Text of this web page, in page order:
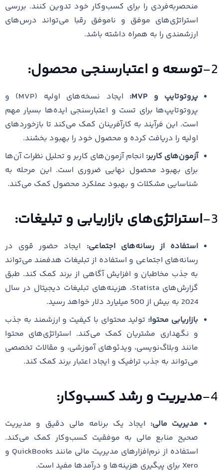
منحصربه‌فردی را برای کسب‌وکار خود تدوین کنند. بررسی
استراتژی‌های موفق و ناموفق رقبا می‌تواند درس‌های
ارزشمندی را به همراه داشته باشد.
2- توسعه و اعتبارسنجی محصول:
پروتوتایپ و MVP:
ایجاد نسخه‌های اولیه (MVP) و
پروتوتایپ‌ها برای تست و اعتبارسنجی ایده‌ها بسیار مهم
است. این فرآیند به کارآفرینان کمک می‌کند تا بازخوردهای
اولیه را دریافت کرده و محصول خود را بهبود بخشند.
آزمون‌های کاربر: انجام آزمون‌های کاربر و تحلیل نظرات آن‌ها
برای بهبود محصول نهایی ضروری است. این مرحله به
شناسایی مشکلات و بهبود عملکرد محصول کمک می‌کند.
3- استراتژی‌های بازاریابی و تبلیغات:
استفاده از رسانه‌های اجتماعی: ایجاد حضور قوی در
رسانه‌های اجتماعی و استفاده از تبلیغات هدفمند می‌تواند
به جذب مخاطبان و افزایش آگاهی از برند کمک کند. طبق
گزارش‌های Statista، هزینه‌های تبلیغات دیجیتال در سال
2024 به بیش از 500 میلیارد دلار خواهد رسید.
بازاریابی محتوا: تولید محتوای با کیفیت و ارزشمند به جذب
و نگهداری مشتریان کمک می‌کند. استراتژی‌های محتوا
مانند وبلاگ‌نویسی، ویدئوهای آموزشی، و مقالات تخصصی
می‌تواند به جذب ترافیک و ایجاد اعتبار برند کمک کند.
4- مدیریت و رشد کسب‌وکار:
مدیریت مالی: ایجاد یک برنامه مالی دقیق و مدیریت
صحیح منابع مالی به موفقیت کسب‌وکار کمک می‌کند.
استفاده از نرم‌افزارهای مدیریت مالی مانند QuickBooks و
Xero برای پیگیری هزینه‌ها و درآمدها مفید است.